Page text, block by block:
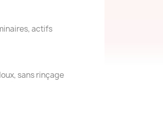
actifs
sans rinçage